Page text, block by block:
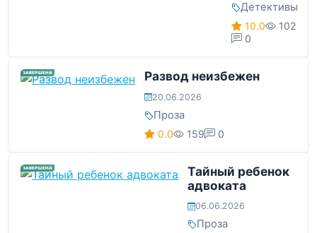
Детективы
10.0
102
0
ЗАВЕРШЕНА Развод неизбежен
20.06.2026
Проза
0.0 159 0
ЗАВЕРШЕНА
Тайный ребенок
адвоката
06.06.2026
Проза